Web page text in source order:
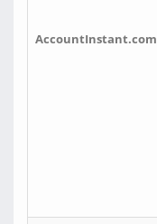
AccountInstant.com